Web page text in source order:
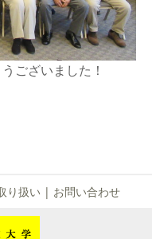
ございました！
り扱い | お問い合わせ